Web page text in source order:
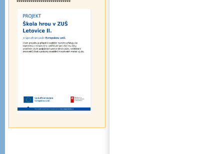
***************************